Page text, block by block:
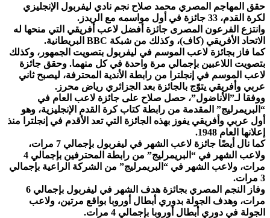
حقق المهاجم المصري محمد صلاح نجم نادي ليفربول الإنجليزي
لكرة القدم، 33 جائزة في أول مواسمه مع الريدز.
وانتزع الفرعون المصرى جائزة أفضل لاعب أفريقي التي منحها له
الاتحاد الأفريقي (كاف)، وكذلك من شبكة BBC البريطانية.
كما فاز بجائزة لاعب الموسم في ليفربول بتصويت الجمهور، وكذلك
بتصويت اللاعبين بإجمالي مرة واحدة في كل منهما. وحقق جائزة
لاعب الموسم في إنجلترا من رابطة الأندية المحترفة، ليصبح ثاني
عربي وأفريقي يتوّج بالجائزة بعد الجزائري رياض محرز.
ووفقا لـ”الأناضول”، حصل صلاح على جائزة لاعب العام في
“البريمرليج” المقدمة من رابطة كتاب كرة القدم الإنجليزية، وهو
أول عربي وأفريقي يفوز بهذه الجائزة التي تعد الأقدم في إنجلترا منذ
إعلانها العام 1948.
كما نال أيضًا جائزة لاعب الشهر في ليفربول بإجمالي 7 مرات،
ولاعب الشهر في “البريمرليج” من رابطة المحترفين بإجمالي 4
مرات، ولاعب الشهر في “البريمرليج” من الشركة الراعية بإجمالي
3 مرات.
وفاز النجم المصري بجائزة هدف الشهر في ليفربول بإجمالي 6
مرات، وهدف الجولة بدوري أبطال أوروبا بواقع مرتين، ولاعب
الجولة في دوري أبطال أوروبا بإجمالي 4 مرات. ‎